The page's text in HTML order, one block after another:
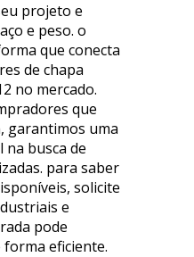
projeto e
e peso. o
que conecta
de chapa
no mercado.
que
garantimos uma
na busca de
para saber
solicite
e
pode
forma eficiente.